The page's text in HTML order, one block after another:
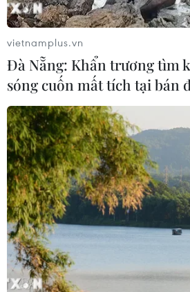
vùng biển phía Đông khu vực
Bắc Bộ
07/08/2026 23:29
hoang dã trước nguy cơ tuyệt
07/08/2026 22:45
Áp thấp nhiệt đới trên vịnh Bắc
gây ảnh hưởng thế nào tới Việt
07/08/2026 14:38
vietnamplus.vn
Đà Nẵng: Khẩn trương tìm
sóng cuốn mất tích tại bán